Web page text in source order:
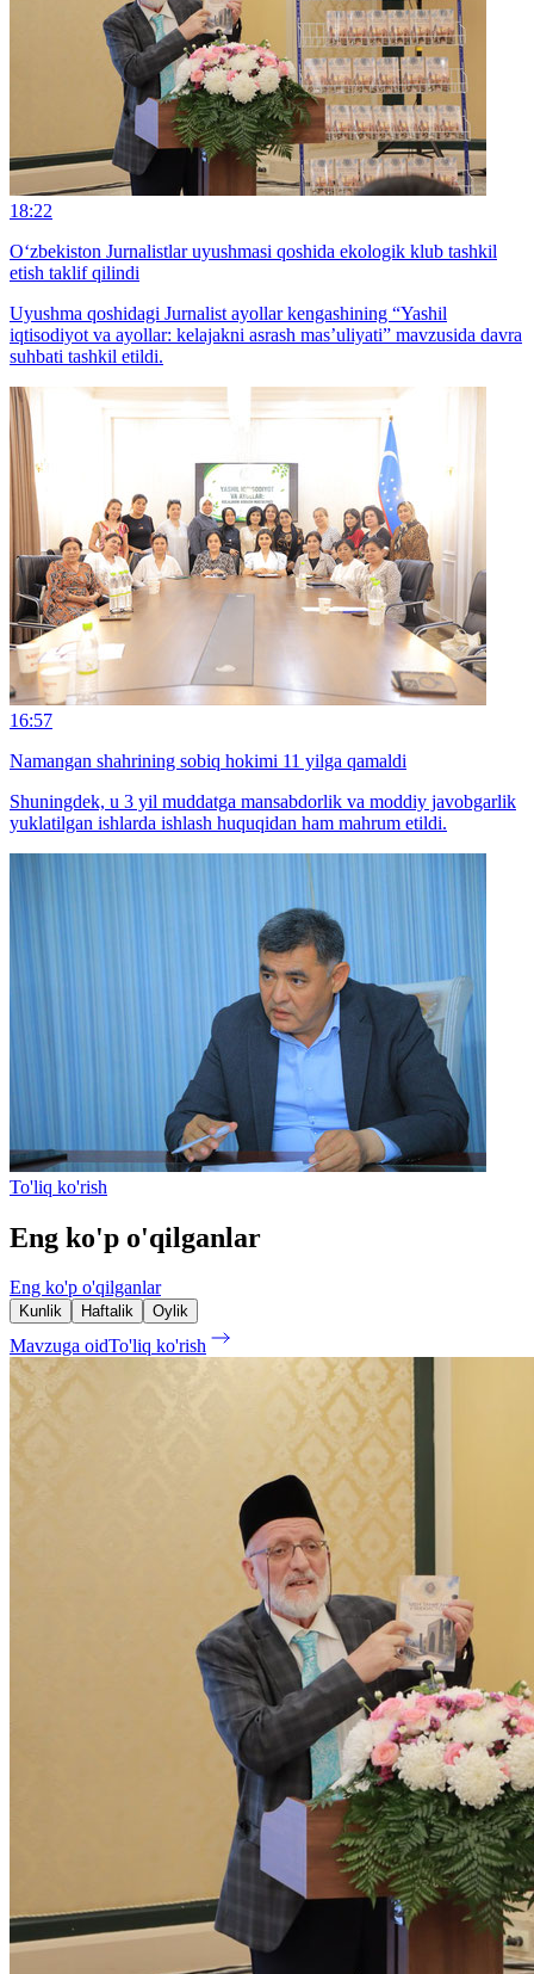
18:22
O‘zbekiston Jurnalistlar uyushmasi qoshida ekologik klub tashkil
etish taklif qilindi
Uyushma qoshidagi Jurnalist ayollar kengashining “Yashil
iqtisodiyot va ayollar: kelajakni asrash mas’uliyati” mavzusida davra
suhbati tashkil etildi.
16:57
Namangan shahrining sobiq hokimi 11 yilga qamaldi
Shuningdek, u 3 yil muddatga mansabdorlik va moddiy javobgarlik
yuklatilgan ishlarda ishlash huquqidan ham mahrum etildi.
To'liq ko'rish
Eng ko'p o'qilganlar
Eng ko'p o'qilganlar
Kunlik Haftalik Oylik
Mavzuga oidTo'liq ko'rish